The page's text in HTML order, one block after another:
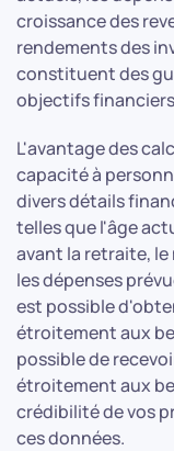
croissance des
rendements des
constituent des
objectifs
L'avantage des
capacité à
divers détails
telles que l'âge
avant la retraite,
les dépenses
est possible
étroitement aux
possible de
étroitement aux
crédibilité de vos
ces données.